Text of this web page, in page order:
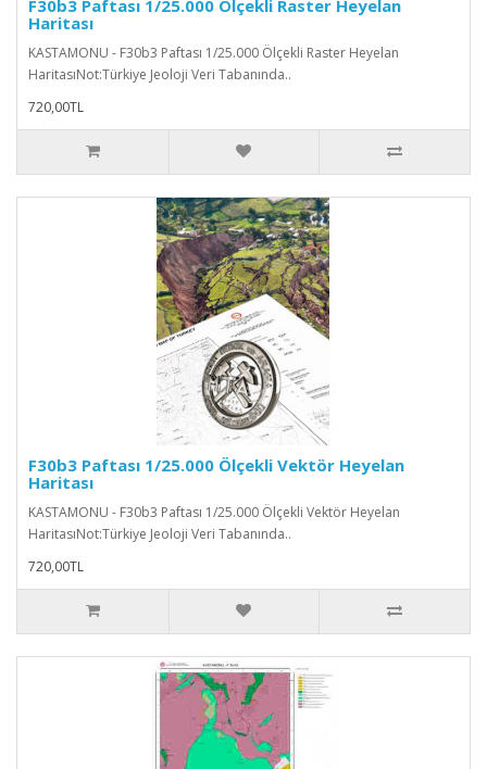
F30b3 Paftası 1/25.000 Ölçekli Raster Heyelan
Haritası
KASTAMONU - F30b3 Paftası 1/25.000 Ölçekli Raster Heyelan
HaritasıNot:Türkiye Jeoloji Veri Tabanında..
720,00TL
F30b3 Paftası 1/25.000 Ölçekli Vektör Heyelan
Haritası
KASTAMONU - F30b3 Paftası 1/25.000 Ölçekli Vektör Heyelan
HaritasıNot:Türkiye Jeoloji Veri Tabanında..
720,00TL